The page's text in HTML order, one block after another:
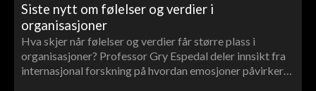
Siste nytt om følelser og verdier i
organisasjoner
Hva skjer når følelser og verdier får større plass i
organisasjoner? Professor Gry Espedal deler innsikt fra
internasjonal forskning på hvordan emosjoner påvirker